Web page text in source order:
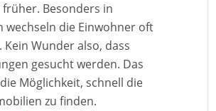
früher. Besonders in
wechseln die Einwohner oft
Wunder also, dass
gesucht werden. Das
Möglichkeit, schnell die
zu finden.